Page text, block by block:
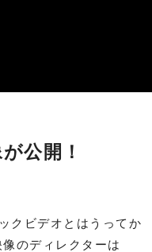
公開！
クビデオとはうってか
のディレクターは